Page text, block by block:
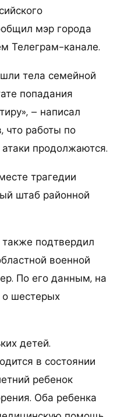
мэр города
Телеграм-канале.
тела семейной
попадания
– написал
что работы по
продолжаются.
трагедии
штаб районной
подтвердил
военной
По его данным, на
шестерых
детей.
в состоянии
ребенок
Оба ребенка